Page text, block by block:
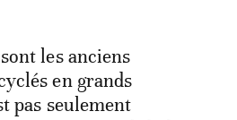
les anciens
en grands
pas seulement